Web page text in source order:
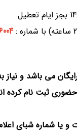
ثبت نام کرده
و یا شماره شبای